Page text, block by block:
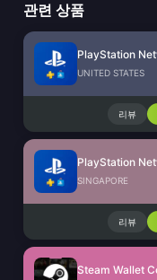
관련 상품
UNITED STATES
리뷰
SINGAPORE
리뷰